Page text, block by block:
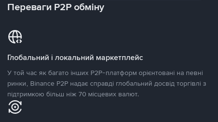
Переваги P2P обміну
Глобальний і локальний маркетплейс
У той час як багато інших P2P-платформ орієнтовані на певні
ринки, Binance P2P надає справді глобальний досвід торгівлі з
підтримкою більш ніж 70 місцевих валют.